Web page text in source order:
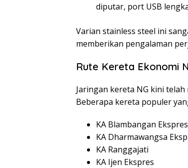
diputar, port USB
Varian stainless steel ini
memberikan pengalaman
Rute Kereta Ekonomi
Jaringan kereta NG kini
Beberapa kereta populer
KA Blambangan Ekspres
KA Dharmawangsa
KA Ranggajati
KA Ijen Ekspres